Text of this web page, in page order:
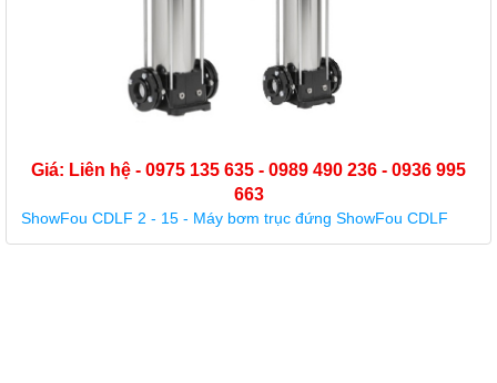
Giá: Liên hệ - 0975 135 635 - 0989 490 236 - 0936 995
663
ShowFou CDLF 2 - 15 - Máy bơm trục đứng ShowFou CDLF